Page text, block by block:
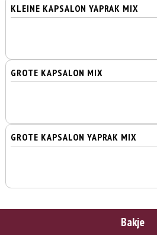
KLEINE KAPSALON YAPRAK MIX
GROTE KAPSALON MIX
GROTE KAPSALON YAPRAK MIX
Bakje